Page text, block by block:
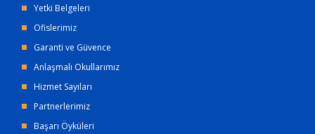
Yetki Belgeleri
Ofislerimiz
Garanti ve Güvence
Anlaşmalı Okullarımız
Hizmet Sayıları
Partnerlerimiz
Başarı Öyküleri